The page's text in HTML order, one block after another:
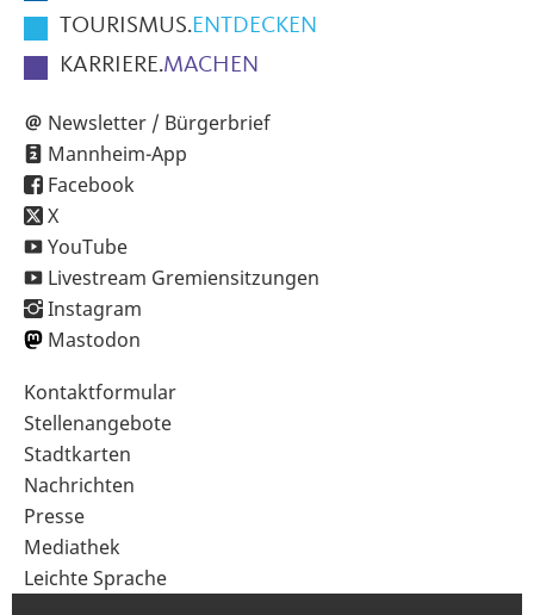
TOURISMUS.ENTDECKEN
KARRIERE.MACHEN
Newsletter / Bürgerbrief
Mannheim-App
Facebook
X
YouTube
Livestream Gremiensitzungen
Instagram
Mastodon
Sekundärnavigation
im
Fußbereich
Kontaktformular
Stellenangebote
Stadtkarten
Nachrichten
Presse
Mediathek
Leichte Sprache